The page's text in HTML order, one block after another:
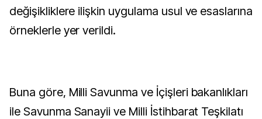
değişikliklere ilişkin uygulama usul ve esaslarına
örneklerle yer verildi.
Buna göre, Milli Savunma ve İçişleri bakanlıkları
ile Savunma Sanayii ve Milli İstihbarat Teşkilatı